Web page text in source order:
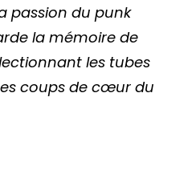
passion du punk
la mémoire de
les tubes
coups de cœur du